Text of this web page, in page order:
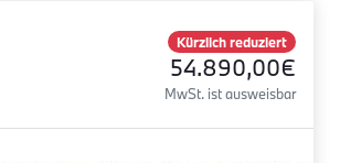
Kürzlich reduziert
54.890,00€
MwSt. ist ausweisbar